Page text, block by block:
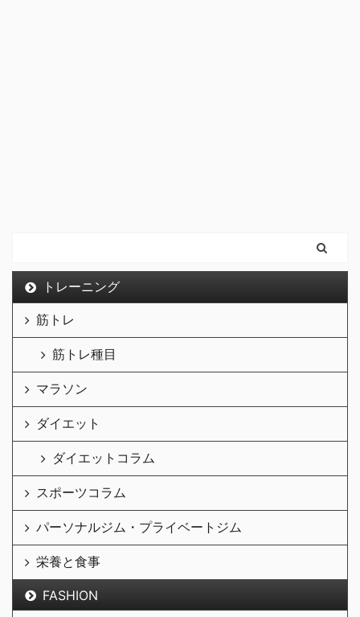
トレーニング
筋トレ
筋トレ種目
マラソン
ダイエット
ダイエットコラム
スポーツコラム
パーソナルジム・プライベートジム
栄養と食事
FASHION